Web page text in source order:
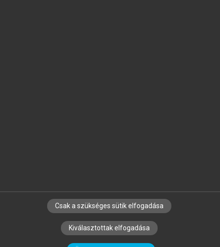
SZERZŐKNEK CÉGEKNEK KÖNYVTÁROSOKNAK
SZERKESZTÉSI ÉS LEKTORÁLÁSI ALAPELVEK
Csak a szükséges sütik elfogadása
Kiválasztottak elfogadása